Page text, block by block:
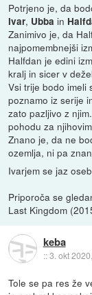
Potrjeno je, da
Ivar, Ubba in
Zanimivo je, da
najpomembnejši
Halfdan je edini
kralj in sicer v
Vsi trije bodo imeli
poznamo iz serije
zato pazljivo z
pohodu za
Znano je, da ne
ozemlja, ni pa
Ivarjem se jaz
Priporoča se
Last Kingdom
keba
::3. okt
Tole se pa res že